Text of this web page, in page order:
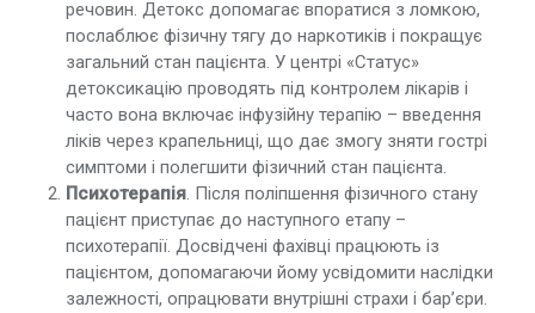
речовин. Детокс допомагає впоратися з ломкою,
послаблює фізичну тягу до наркотиків і покращує
загальний стан пацієнта. У центрі «Статус»
детоксикацію проводять під контролем лікарів і
часто вона включає інфузійну терапію – введення
ліків через крапельниці, що дає змогу зняти гострі
симптоми і полегшити фізичний стан пацієнта.
Психотерапія. Після поліпшення фізичного стану
пацієнт приступає до наступного етапу –
психотерапії. Досвідчені фахівці працюють із
пацієнтом, допомагаючи йому усвідомити наслідки
залежності, опрацювати внутрішні страхи і бар’єри.